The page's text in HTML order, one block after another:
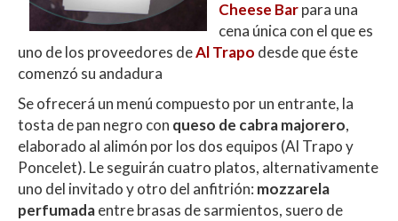
Cheese Barpara una
cena única con el que es
uno de los proveedores deAl Trapo desde que éste
comenzó su andadura
Se ofrecerá un menú compuesto por un entrante, la
tosta de pan negro con queso de cabra majorero,
elaborado al alimón por los dos equipos (Al Trapo y
Poncelet). Le seguirán cuatro platos, alternativamente
uno del invitado y otro del anfitrión: mozzarela
perfumadaentre brasas de sarmientos, suero de